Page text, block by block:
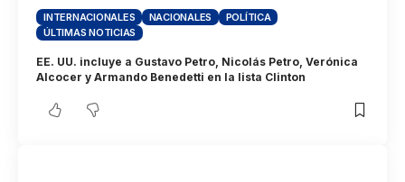
INTERNACIONALES NACIONALES
POLÍTICA
ÚLTIMAS NOTICIAS
EE. UU. incluye a Gustavo Petro, Nicolás Petro, Verónica
Alcocer y Armando Benedetti en la lista Clinton